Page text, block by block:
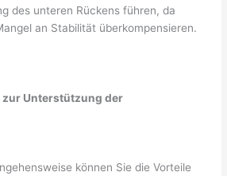
des unteren Rückens führen, da
an Stabilität überkompensieren.
zur Unterstützung der
können Sie die Vorteile